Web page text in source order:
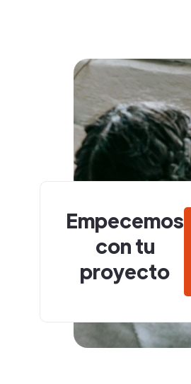
Empecemos
con tu
proyecto